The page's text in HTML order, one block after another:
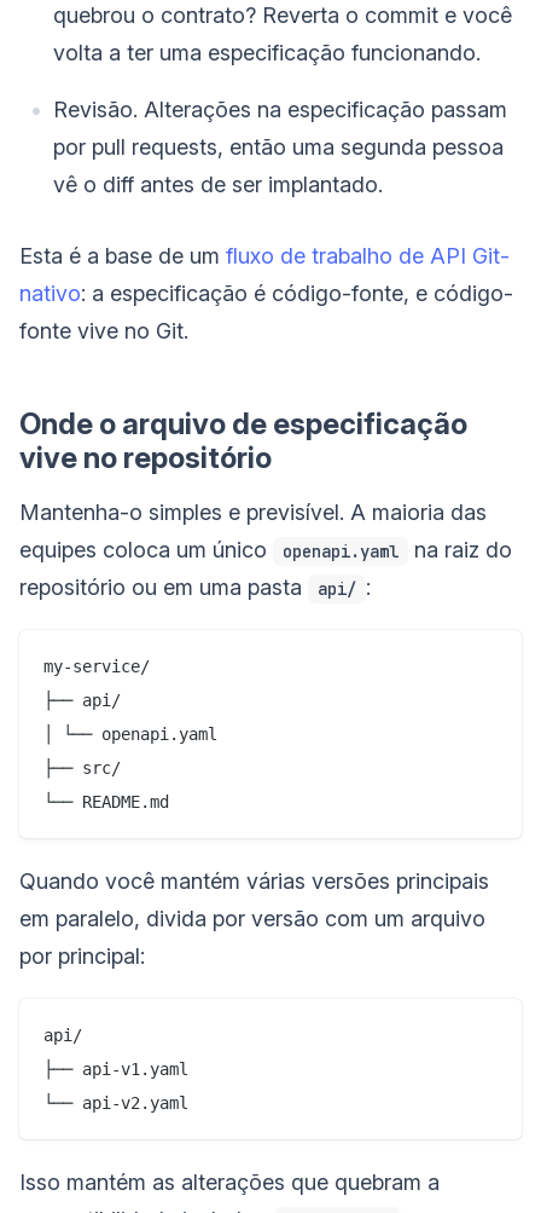
quebrou o contrato? Reverta o commit e você
volta a ter uma especificação funcionando.
Revisão. Alterações na especificação passam
por pull requests, então uma segunda pessoa
vê o diff antes de ser implantado.
Esta é a base de um fluxo de trabalho de API Git-
nativo: a especificação é código-fonte, e código-
fonte vive no Git.
Onde o arquivo de especificação
vive no repositório
Mantenha-o simples e previsível. A maioria das
equipes coloca um único
openapi.yaml
na raiz do
repositório ou em uma pasta
api/ :
my-service/
├── api/
│ └── openapi.yaml
├── src/
Quando você mantém várias versões principais
em paralelo, divida por versão com um arquivo
por principal:
api/
├── api-v1.yaml
Isso mantém as alterações que quebram a